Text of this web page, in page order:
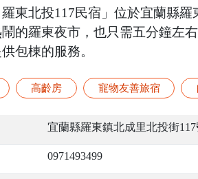
羅東北投117民宿」位於宜蘭縣
的羅東夜市，也只需五分鐘左
包棟的服務。
高齡房 寵物友善旅宿
宜蘭縣羅東鎮北成里北投街117
0971493499